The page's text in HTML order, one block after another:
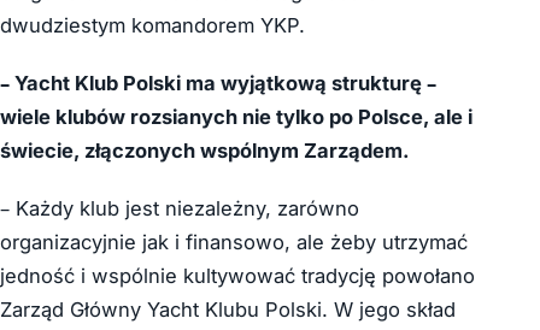
dwudziestym komandorem YKP.
– Yacht Klub Polski ma wyjątkową strukturę –
wiele klubów rozsianych nie tylko po Polsce, ale i
świecie, złączonych wspólnym Zarządem.
– Każdy klub jest niezależny, zarówno
organizacyjnie jak i finansowo, ale żeby utrzymać
jedność i wspólnie kultywować tradycję powołano
Zarząd Główny Yacht Klubu Polski. W jego skład